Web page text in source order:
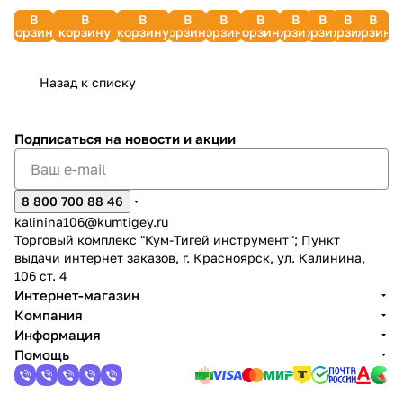
DAEWOO
В
корзину
QUATTRO
ELEMENTI
В
корзину
40303-
3/4-
В
корзину
В
корзину
В
корзину
В
корзину
В
корзину
В
корзину
В
корзину
3134
В
корзину
Назад к списку
Подписаться на новости и акции
8 800 700 88 46
kalinina106@kumtigey.ru
Торговый комплекс "Кум-Тигей инструмент"; Пункт
выдачи интернет заказов, г. Красноярск, ул. Калинина,
106 ст. 4
Интернет-магазин
Компания
Информация
Помощь